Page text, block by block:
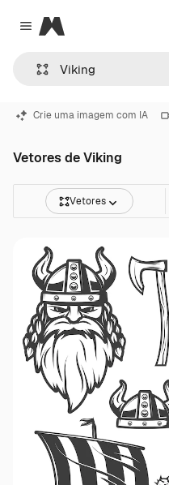
Close menu
Magnific
Crie uma imagem com IA
Vetores de Viking
Vetores